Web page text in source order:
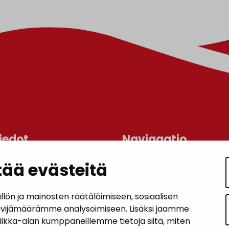
evästeitä
ja mainosten räätälöimiseen, sosiaalisen
analysoimiseen. Lisäksi jaamme
alan kumppaneillemme tietoja siitä, miten
kunta
14200 Turenki
449
Navigaatio
LAPSET JA NUORET
KUNTALAISTEN HYVINVOINTI